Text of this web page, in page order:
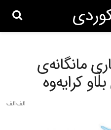
مانگانەی
کرایەوە